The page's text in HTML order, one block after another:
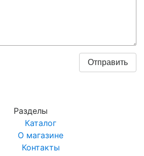
Разделы
Каталог
О магазине
Контакты